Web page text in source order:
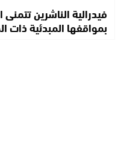
فيدرالية الناشرين
بمواقفها المبدئية ذات